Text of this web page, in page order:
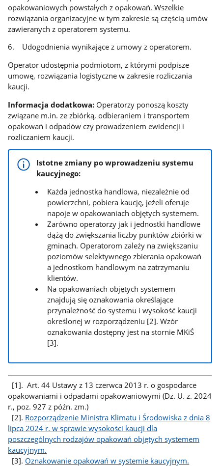
opakowaniowych powstałych z opakowań. Wszelkie
rozwiązania organizacyjne w tym zakresie są częścią umów
zawieranych z operatorem systemu.
6. Udogodnienia wynikające z umowy z operatorem.
Operator udostępnia podmiotom, z którymi podpisze
umowę, rozwiązania logistyczne w zakresie rozliczania
kaucji.
Informacja dodatkowa: Operatorzy ponoszą koszty
związane m.in. ze zbiórką, odbieraniem i transportem
opakowań i odpadów czy prowadzeniem ewidencji i
rozliczaniem kaucji.
Istotne zmiany po wprowadzeniu systemu
kaucyjnego:
Każda jednostka handlowa, niezależnie od
powierzchni, pobiera kaucję, jeżeli oferuje
napoje w opakowaniach objętych systemem.
Zarówno operatorzy jak i jednostki handlowe
dążą do zwiększania liczby punktów zbiórki w
gminach. Operatorom zależy na zwiększaniu
poziomów selektywnego zbierania opakowań
a jednostkom handlowym na zatrzymaniu
klientów.
Na opakowaniach objętych systemem
znajdują się oznakowania określające
przynależność do systemu i wysokość kaucji
określonej w rozporządzeniu [2]. Wzór
oznakowania dostępny jest na stornie MKiŚ
[3].
[1]. Art. 44 Ustawy z 13 czerwca 2013 r. o gospodarce
opakowaniami i odpadami opakowaniowymi (Dz. U. z. 2024
r., poz. 927 z późn. zm.)
[2]. Rozporządzenie Ministra Klimatu i Środowiska z dnia 8
lipca 2024 r. w sprawie wysokości kaucji dla
poszczególnych rodzajów opakowań objętych systemem
kaucyjnym.
[3]. Oznakowanie opakowań w systemie kaucyjnym.